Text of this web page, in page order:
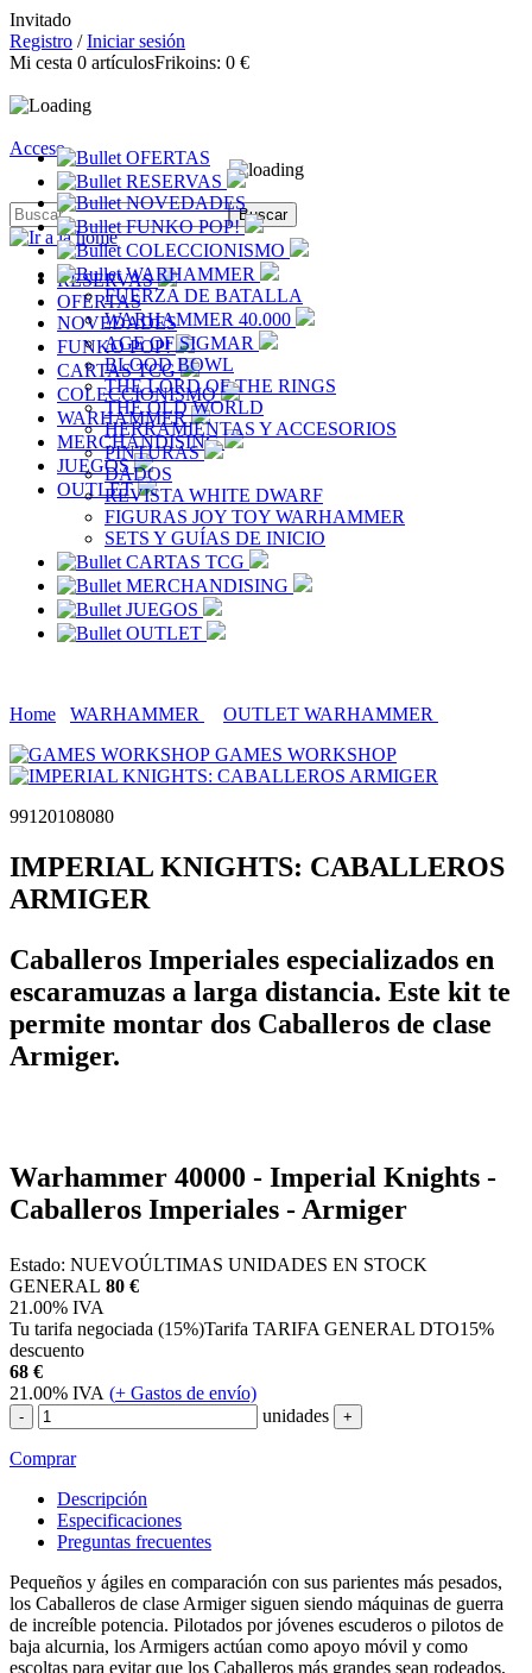
Invitado
Registro /Iniciar sesión
Mi cesta 0 artículosFrikoins: 0 €
Acceso
RESERVAS
OFERTAS
NOVEDADES
FUNKO POP!
CARTAS TCG
COLECCIONISMO
WARHAMMER
MERCHANDISING
JUEGOS
OUTLET
OFERTAS
RESERVAS
NOVEDADES
FUNKO POP!
COLECCIONISMO
WARHAMMER
FUERZA DE BATALLA
WARHAMMER 40.000
AGE OF SIGMAR
BLOOD BOWL
THE LORD OF THE RINGS
THE OLD WORLD
HERRAMIENTAS Y ACCESORIOS
PINTURAS
DADOS
REVISTA WHITE DWARF
FIGURAS JOY TOY WARHAMMER
SETS Y GUÍAS DE INICIO
CARTAS TCG
MERCHANDISING
JUEGOS
OUTLET
Home WARHAMMER
OUTLET WARHAMMER
GAMES WORKSHOP
99120108080
IMPERIAL KNIGHTS: CABALLEROS
ARMIGER
Caballeros Imperiales especializados en
escaramuzas a larga distancia. Este kit te
permite montar dos Caballeros de clase
Armiger.
Warhammer 40000 - Imperial Knights -
Caballeros Imperiales - Armiger
Estado: NUEVOÚLTIMAS UNIDADES EN STOCK
GENERAL 80 €
21.00% IVA
Tu tarifa negociada (15%)Tarifa TARIFA GENERAL DTO15%
descuento
68 €
21.00% IVA (+ Gastos de envío)
- unidades +
Comprar
Descripción
Especificaciones
Preguntas frecuentes
Pequeños y ágiles en comparación con sus parientes más pesados,
los Caballeros de clase Armiger siguen siendo máquinas de guerra
de increíble potencia. Pilotados por jóvenes escuderos o pilotos de
baja alcurnia, los Armigers actúan como apoyo móvil y como
escoltas para evitar que los Caballeros más grandes sean rodeados,